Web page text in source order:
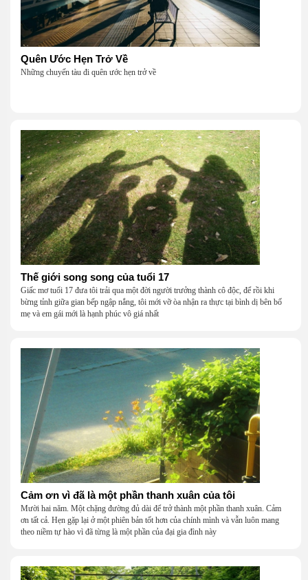
Quên Ước Hẹn Trở Về
Những chuyến tàu đi quên ước hẹn trở về
Thế giới song song của tuổi 17
Giấc mơ tuổi 17 đưa tôi trải qua một đời người trưởng thành cô độc, để rồi khi
bừng tỉnh giữa gian bếp ngập nắng, tôi mới vỡ òa nhận ra thực tại bình dị bên bố
mẹ và em gái mới là hạnh phúc vô giá nhất
Cảm ơn vì đã là một phần thanh xuân của tôi
Mười hai năm. Một chặng đường đủ dài để trở thành một phần thanh xuân. Cảm
ơn tất cả. Hẹn gặp lại ở một phiên bản tốt hơn của chính mình và vẫn luôn mang
theo niềm tự hào vì đã từng là một phần của đại gia đình này